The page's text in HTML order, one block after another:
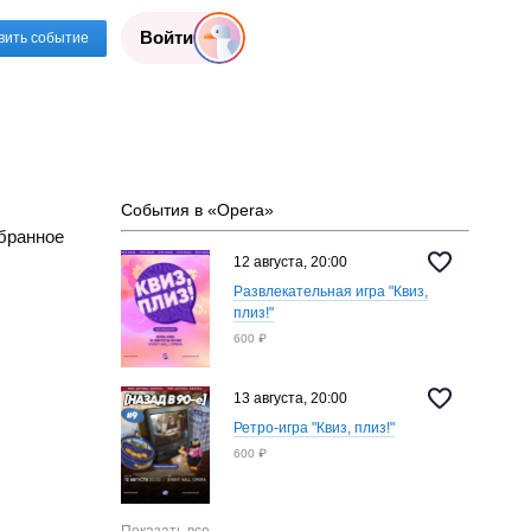
событие Войти
События в «Opera»
12 августа, 20:00
Развлекательная игра "Квиз,
плиз!"
600 ₽
13 августа, 20:00
Ретро-игра "Квиз, плиз!"
600 ₽